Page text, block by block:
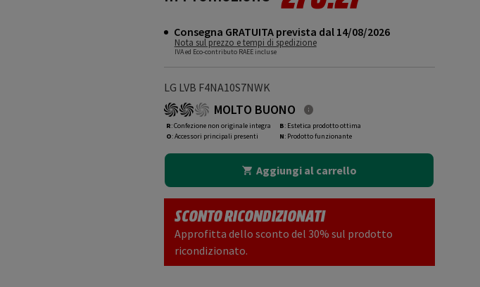
Consegna GRATUITA prevista dal 14/08/2026
Nota sul prezzo e tempi di spedizione
IVA ed Eco-contributo RAEE incluse
LG LVB F4NA10S7NWK
MOLTO BUONO
R: Confezione non originale integra
O: Accessori principali presenti
B: Estetica prodotto ottima
N: Prodotto funzionante
Aggiungi al carrello
SCONTO RICONDIZIONATI
Approfitta dello sconto del 30% sul prodotto
ricondizionato.